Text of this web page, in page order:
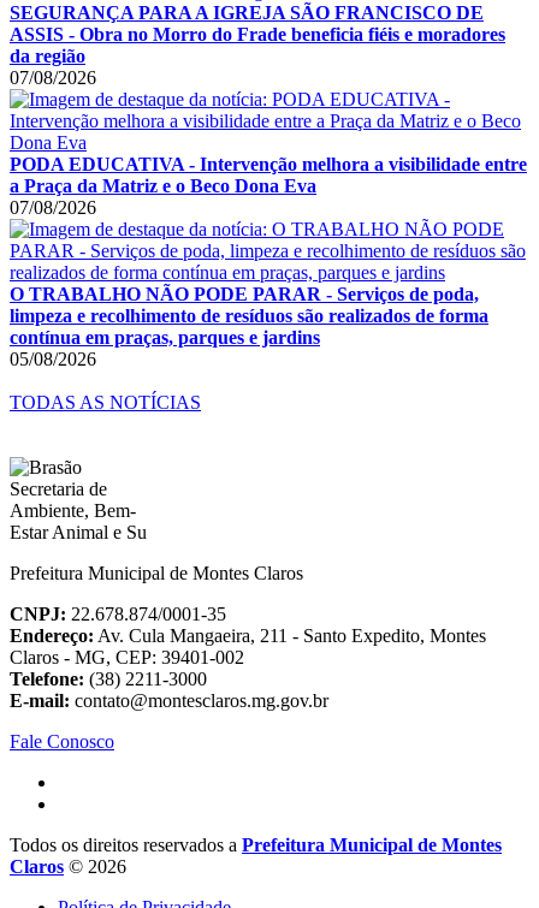
SEGURANÇA PARA A IGREJA SÃO FRANCISCO DE
ASSIS - Obra no Morro do Frade beneficia fiéis e moradores
da região
07/08/2026
PODA EDUCATIVA - Intervenção melhora a visibilidade entre
a Praça da Matriz e o Beco Dona Eva
07/08/2026
O TRABALHO NÃO PODE PARAR - Serviços de poda,
limpeza e recolhimento de resíduos são realizados de forma
contínua em praças, parques e jardins
05/08/2026
TODAS AS NOTÍCIAS
Prefeitura Municipal de Montes Claros
CNPJ: 22.678.874/0001-35
Endereço: Av. Cula Mangaeira, 211 - Santo Expedito, Montes
Claros - MG, CEP: 39401-002
Telefone: (38) 2211-3000
E-mail: contato@montesclaros.mg.gov.br
Fale Conosco
Todos os direitos reservados a Prefeitura Municipal de Montes
Claros © 2026